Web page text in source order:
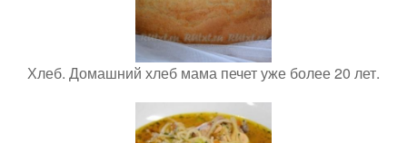
Хлеб. Домашний хлеб мама печет уже более 20 лет.